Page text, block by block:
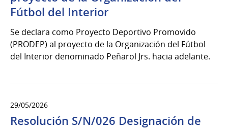
Fútbol del Interior
Se declara como Proyecto Deportivo Promovido
(PRODEP) al proyecto de la Organización del Fútbol
del Interior denominado Peñarol Jrs. hacia adelante.
29/05/2026
Resolución S/N/026 Designación de